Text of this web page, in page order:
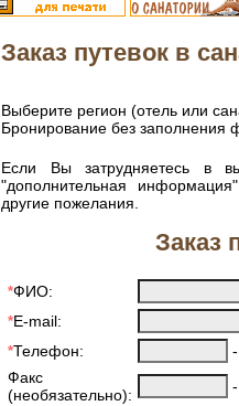
Заказ путевок в
Выберите регион (отель или
Бронирование без
Если Вы затрудняетесь в
"дополнительная
другие пожелания.
Заказ
*ФИО:
*E-mail:
*Телефон:
Факс
(необязательно):